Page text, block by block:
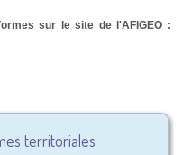
sur le site de l'AFIGEO :
territoriales